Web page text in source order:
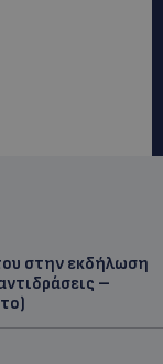
στην εκδήλωση
–